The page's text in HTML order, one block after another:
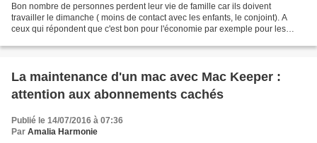
Bon nombre de personnes perdent leur vie de famille car ils doivent
travailler le dimanche ( moins de contact avec les enfants, le conjoint). A
ceux qui répondent que c'est bon pour l'économie par exemple pour les
La maintenance d'un mac avec Mac Keeper :
attention aux abonnements cachés
Publié le 14/07/2016 à 07:36
Par Amalia Harmonie